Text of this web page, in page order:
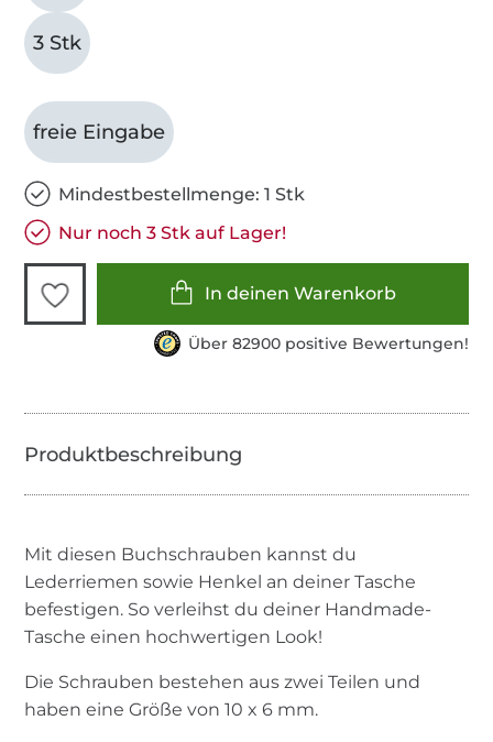
3 Stk
freie Eingabe
Mindestbestellmenge: 1 Stk
Nur noch 3 Stk auf Lager!
In deinen Warenkorb
Über 82900 positive Bewertungen!
Mit diesen Buchschrauben kannst du
Lederriemen sowie Henkel an deiner Tasche
befestigen. So verleihst du deiner Handmade-
Tasche einen hochwertigen Look!
Die Schrauben bestehen aus zwei Teilen und
haben eine Größe von 10 x 6 mm.